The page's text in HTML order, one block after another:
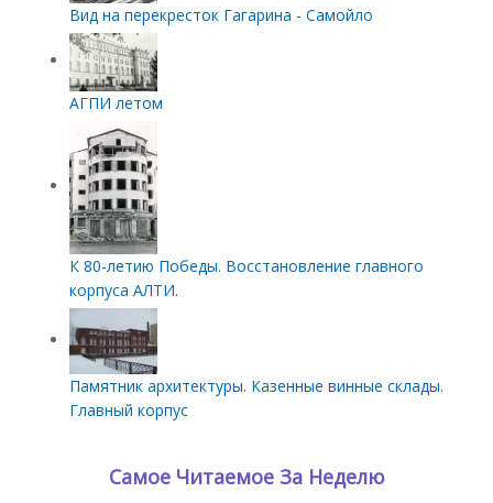
Вид на перекресток Гагарина - Самойло
АГПИ летом
К 80-летию Победы. Восстановление главного
корпуса АЛТИ.
Памятник архитектуры. Казенные винные склады.
Главный корпус
Самое Читаемое За Неделю